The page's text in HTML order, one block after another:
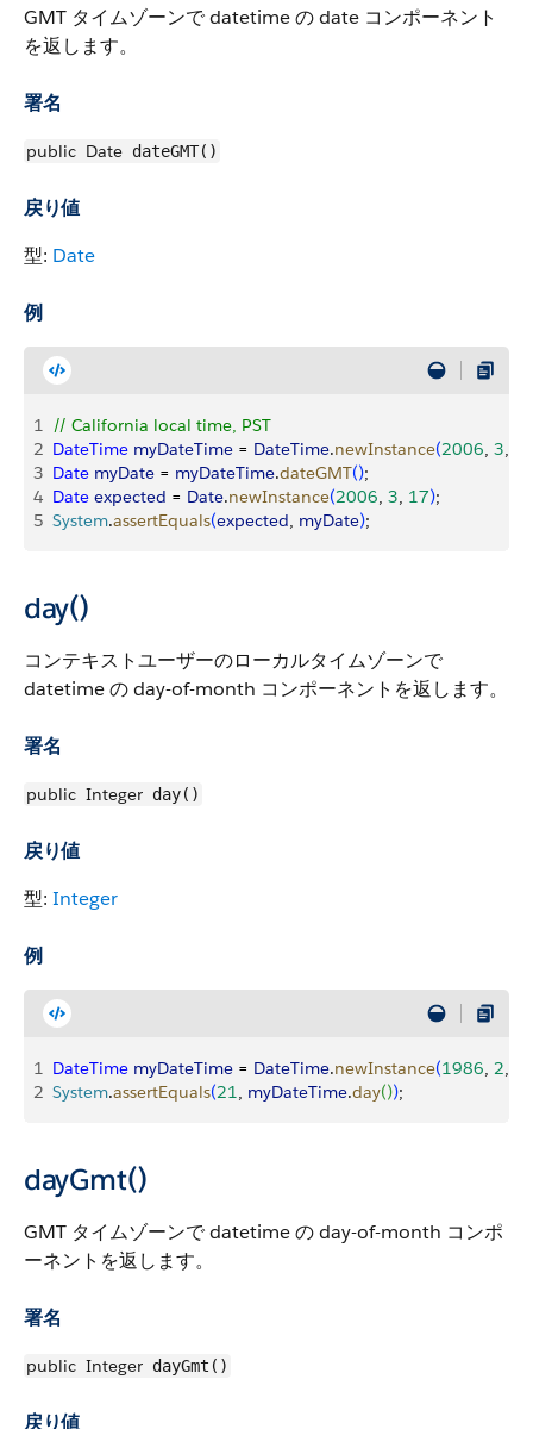
GMT タイムゾーンで datetime の date コンポーネント
を返します。
署名
public Date dateGMT()
戻り値
型: Date
例
1 // California local time, PST
2 DateTime myDateTime = DateTime.newInstance(2006, 3,
3 Date myDate = myDateTime.dateGMT();
4 Date expected = Date.newInstance(2006, 3, 17);
5 System.assertEquals(expected, myDate);
day()
コンテキストユーザーのローカルタイムゾーンで
datetime の day-of-month コンポーネントを返します。
署名
public Integer day()
戻り値
型: Integer
例
1 DateTime myDateTime = DateTime.newInstance(1986, 2,
2 System.assertEquals(21, myDateTime.day());
dayGmt()
GMT タイムゾーンで datetime の day-of-month コンポ
ーネントを返します。
署名
public Integer dayGmt()
戻り値